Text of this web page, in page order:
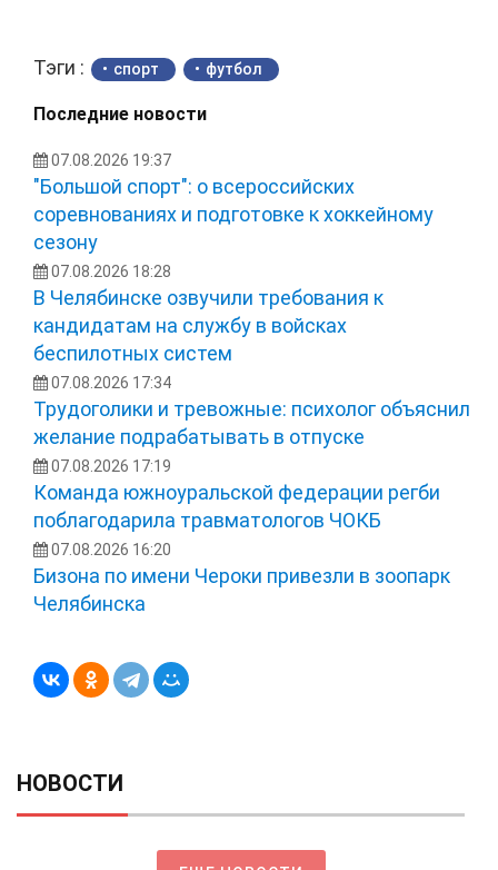
Тэги : спорт футбол
Последние новости
07.08.2026 19:37
"Большой спорт": о всероссийских
соревнованиях и подготовке к хоккейному
сезону
07.08.2026 18:28
В Челябинске озвучили требования к
кандидатам на службу в войсках
беспилотных систем
07.08.2026 17:34
Трудоголики и тревожные: психолог объяснил
желание подрабатывать в отпуске
07.08.2026 17:19
Команда южноуральской федерации регби
поблагодарила травматологов ЧОКБ
07.08.2026 16:20
Бизона по имени Чероки привезли в зоопарк
Челябинска
НОВОСТИ